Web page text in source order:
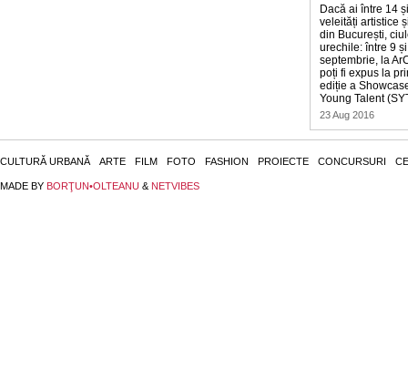
Dacă ai între 14
veleități artistice
din București,
urechile: între 9
septembrie, la
poți fi expus la
ediție a
Young Talent
23 Aug 2016
CULTURĂ URBANĂ ARTE FILM FOTO FASHION PROIECTE CONCURSURI
MADE BY BORŢUN•OLTEANU & NETVIBES